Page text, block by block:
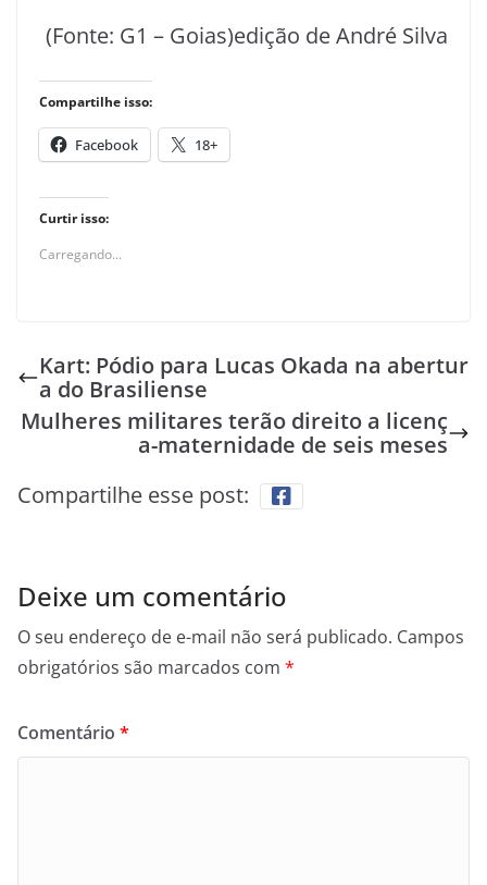
(Fonte: G1 – Goias)edição de André Silva
Compartilhe isso:
Facebook 18+
Curtir isso:
Carregando...
Kart: Pódio para Lucas Okada na abertur
a do Brasiliense
Mulheres militares terão direito a licenç
a-maternidade de seis meses
Compartilhe esse post:
Deixe um comentário
O seu endereço de e-mail não será publicado. Campos
obrigatórios são marcados com *
Comentário *